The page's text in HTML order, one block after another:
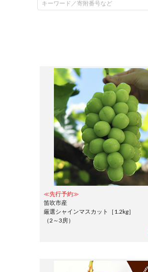
≪先行予約≫
笛吹市産
厳選シャインマスカット［1.2kg］
（2～3房）